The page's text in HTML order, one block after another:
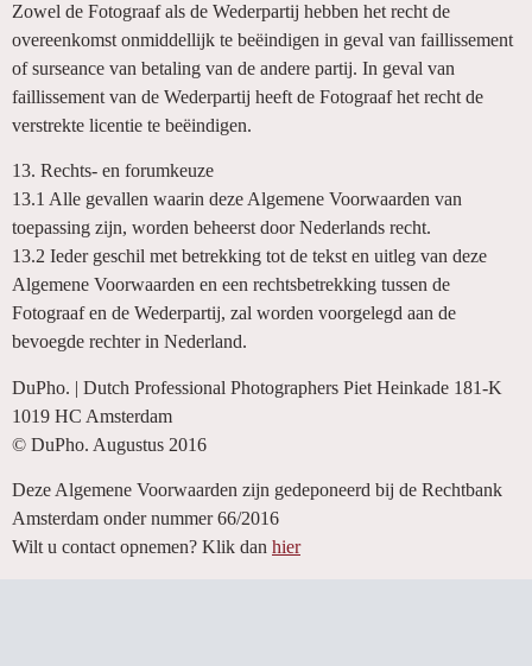
Zowel de Fotograaf als de Wederpartij hebben het recht de
overeenkomst onmiddellijk te beëindigen in geval van faillissement
of surseance van betaling van de andere partij. In geval van
faillissement van de Wederpartij heeft de Fotograaf het recht de
verstrekte licentie te beëindigen.
13. Rechts- en forumkeuze
13.1 Alle gevallen waarin deze Algemene Voorwaarden van
toepassing zijn, worden beheerst door Nederlands recht.
13.2 Ieder geschil met betrekking tot de tekst en uitleg van deze
Algemene Voorwaarden en een rechtsbetrekking tussen de
Fotograaf en de Wederpartij, zal worden voorgelegd aan de
bevoegde rechter in Nederland.
DuPho. | Dutch Professional Photographers Piet Heinkade 181-K
1019 HC Amsterdam
© DuPho. Augustus 2016
Deze Algemene Voorwaarden zijn gedeponeerd bij de Rechtbank
Amsterdam onder nummer 66/2016
Wilt u contact opnemen? Klik dan hier